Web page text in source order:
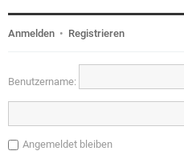
Anmelden • Registrieren
Benutzername:
Angemeldet bleiben